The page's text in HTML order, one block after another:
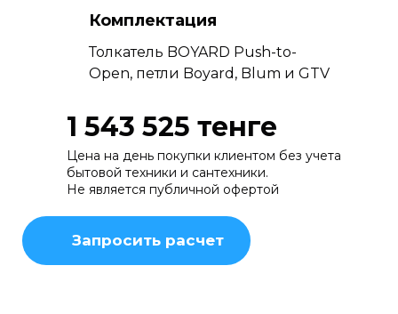
Комплектация
Толкатель BOYARD Push-to-
Open, петли Boyard, Blum и GTV
1 543 525 тенге
Цена на день покупки клиентом без учета
бытовой техники и сантехники.
Не является публичной офертой
Запросить расчет